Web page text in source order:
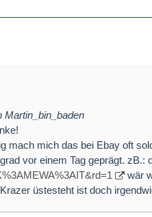
Martin_bin_baden
mach mich das bei Ebay oft
vor einem Tag geprägt. zB.:
wär
üstesteht ist doch